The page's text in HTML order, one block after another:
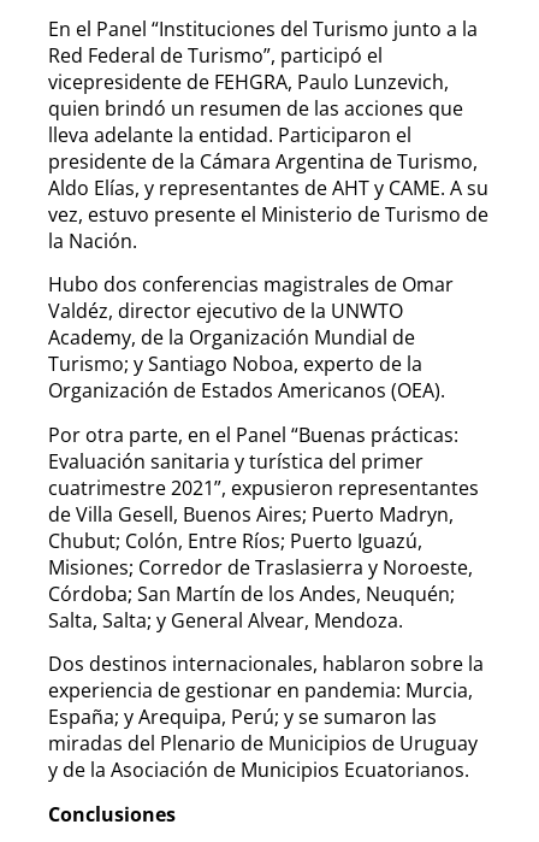
En el Panel “Instituciones del Turismo junto a la
Red Federal de Turismo”, participó el
vicepresidente de FEHGRA, Paulo Lunzevich,
quien brindó un resumen de las acciones que
lleva adelante la entidad. Participaron el
presidente de la Cámara Argentina de Turismo,
Aldo Elías, y representantes de AHT y CAME. A su
vez, estuvo presente el Ministerio de Turismo de
la Nación.
Hubo dos conferencias magistrales de Omar
Valdéz, director ejecutivo de la UNWTO
Academy, de la Organización Mundial de
Turismo; y Santiago Noboa, experto de la
Organización de Estados Americanos (OEA).
Por otra parte, en el Panel “Buenas prácticas:
Evaluación sanitaria y turística del primer
cuatrimestre 2021”, expusieron representantes
de Villa Gesell, Buenos Aires; Puerto Madryn,
Chubut; Colón, Entre Ríos; Puerto Iguazú,
Misiones; Corredor de Traslasierra y Noroeste,
Córdoba; San Martín de los Andes, Neuquén;
Salta, Salta; y General Alvear, Mendoza.
Dos destinos internacionales, hablaron sobre la
experiencia de gestionar en pandemia: Murcia,
España; y Arequipa, Perú; y se sumaron las
miradas del Plenario de Municipios de Uruguay
y de la Asociación de Municipios Ecuatorianos.
Conclusiones